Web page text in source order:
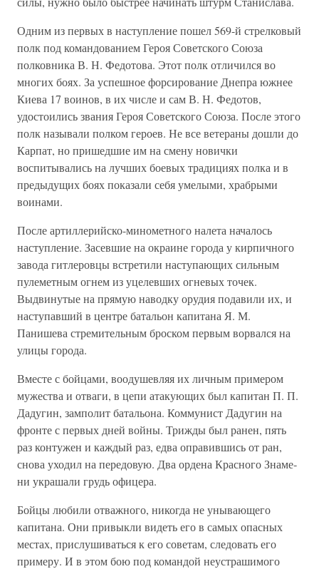
Одним из первых в наступление пошел 569-й стрелковый
полк под командованием Героя Советского Союза
полковника В. Н. Федотова. Этот полк отличился во
многих боях. За успешное форсирование Днепра южнее
Киева 17 воинов, в их числе и сам В. Н. Федотов,
удостоились звания Героя Советского Союза. После этого
полк назы­вали полком героев. Не все ветераны дошли до
Карпат, но пришед­шие им на смену новички
воспитывались на лучших боевых традици­ях полка и в
предыдущих боях показали себя умелыми, храбрыми
воинами.
После артиллерийско-минометного налета началось
наступление. Засевшие на окраине города у кирпичного
завода гитлеровцы встретили наступающих сильным
пулеметным огнем из уцелевших огне­вых точек.
Выдвинутые на прямую наводку орудия подавили их, и
наступавший в центре батальон капитана Я. М.
Панишева стреми­тельным броском первым ворвался на
улицы города.
Вместе с бойцами, воодушевляя их личным примером
мужества и отваги, в цепи атакующих был капитан П. П.
Дадугин, замполит батальона. Коммунист Дадугин на
фронте с первых дней войны. Трижды был ранен, пять
раз контужен и каждый раз, едва оправившись от ран,
снова уходил на передовую. Два ордена Красного Знаме­
ни украшали грудь офицера.
Бойцы любили отважного, никогда не унывающего
капитана. Они привыкли видеть его в самых опасных
местах, прислушиваться к его советам, следовать его
примеру. И в этом бою под командой неустра­шимого